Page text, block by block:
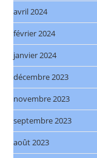
avril 2024
février 2024
janvier 2024
décembre 2023
novembre 2023
septembre 2023
août 2023